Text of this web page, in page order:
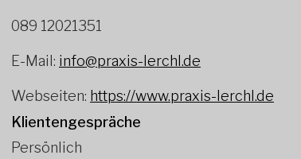
089 12021351
E-Mail: info@praxis-lerchl.de
Webseiten: https://www.praxis-lerchl.de
Klientengespräche
Persönlich